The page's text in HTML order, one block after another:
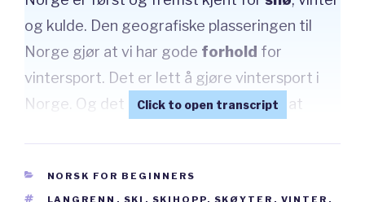
og kulde. Den geografiske plasseringen til
Norge gjør at vi har gode forhold for
vintersport. Det er lett å gjøre vintersport i
Norge. Og det er nok også grunnen til at
medaljer i verden, selv om vi bare er fem
CATEGORIES
NORSK FOR BEGINNERS
TAGS